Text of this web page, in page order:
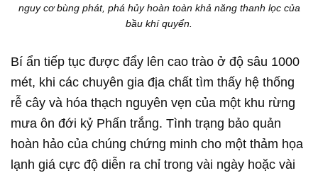
nguy cơ bùng phát, phá hủy hoàn toàn khả năng thanh lọc của
bầu khí quyển.
Bí ẩn tiếp tục được đẩy lên cao trào ở độ sâu 1000
mét, khi các chuyên gia địa chất tìm thấy hệ thống
rễ cây và hóa thạch nguyên vẹn của một khu rừng
mưa ôn đới kỷ Phấn trắng. Tình trạng bảo quản
hoàn hảo của chúng chứng minh cho một thảm họa
lạnh giá cực độ diễn ra chỉ trong vài ngày hoặc vài